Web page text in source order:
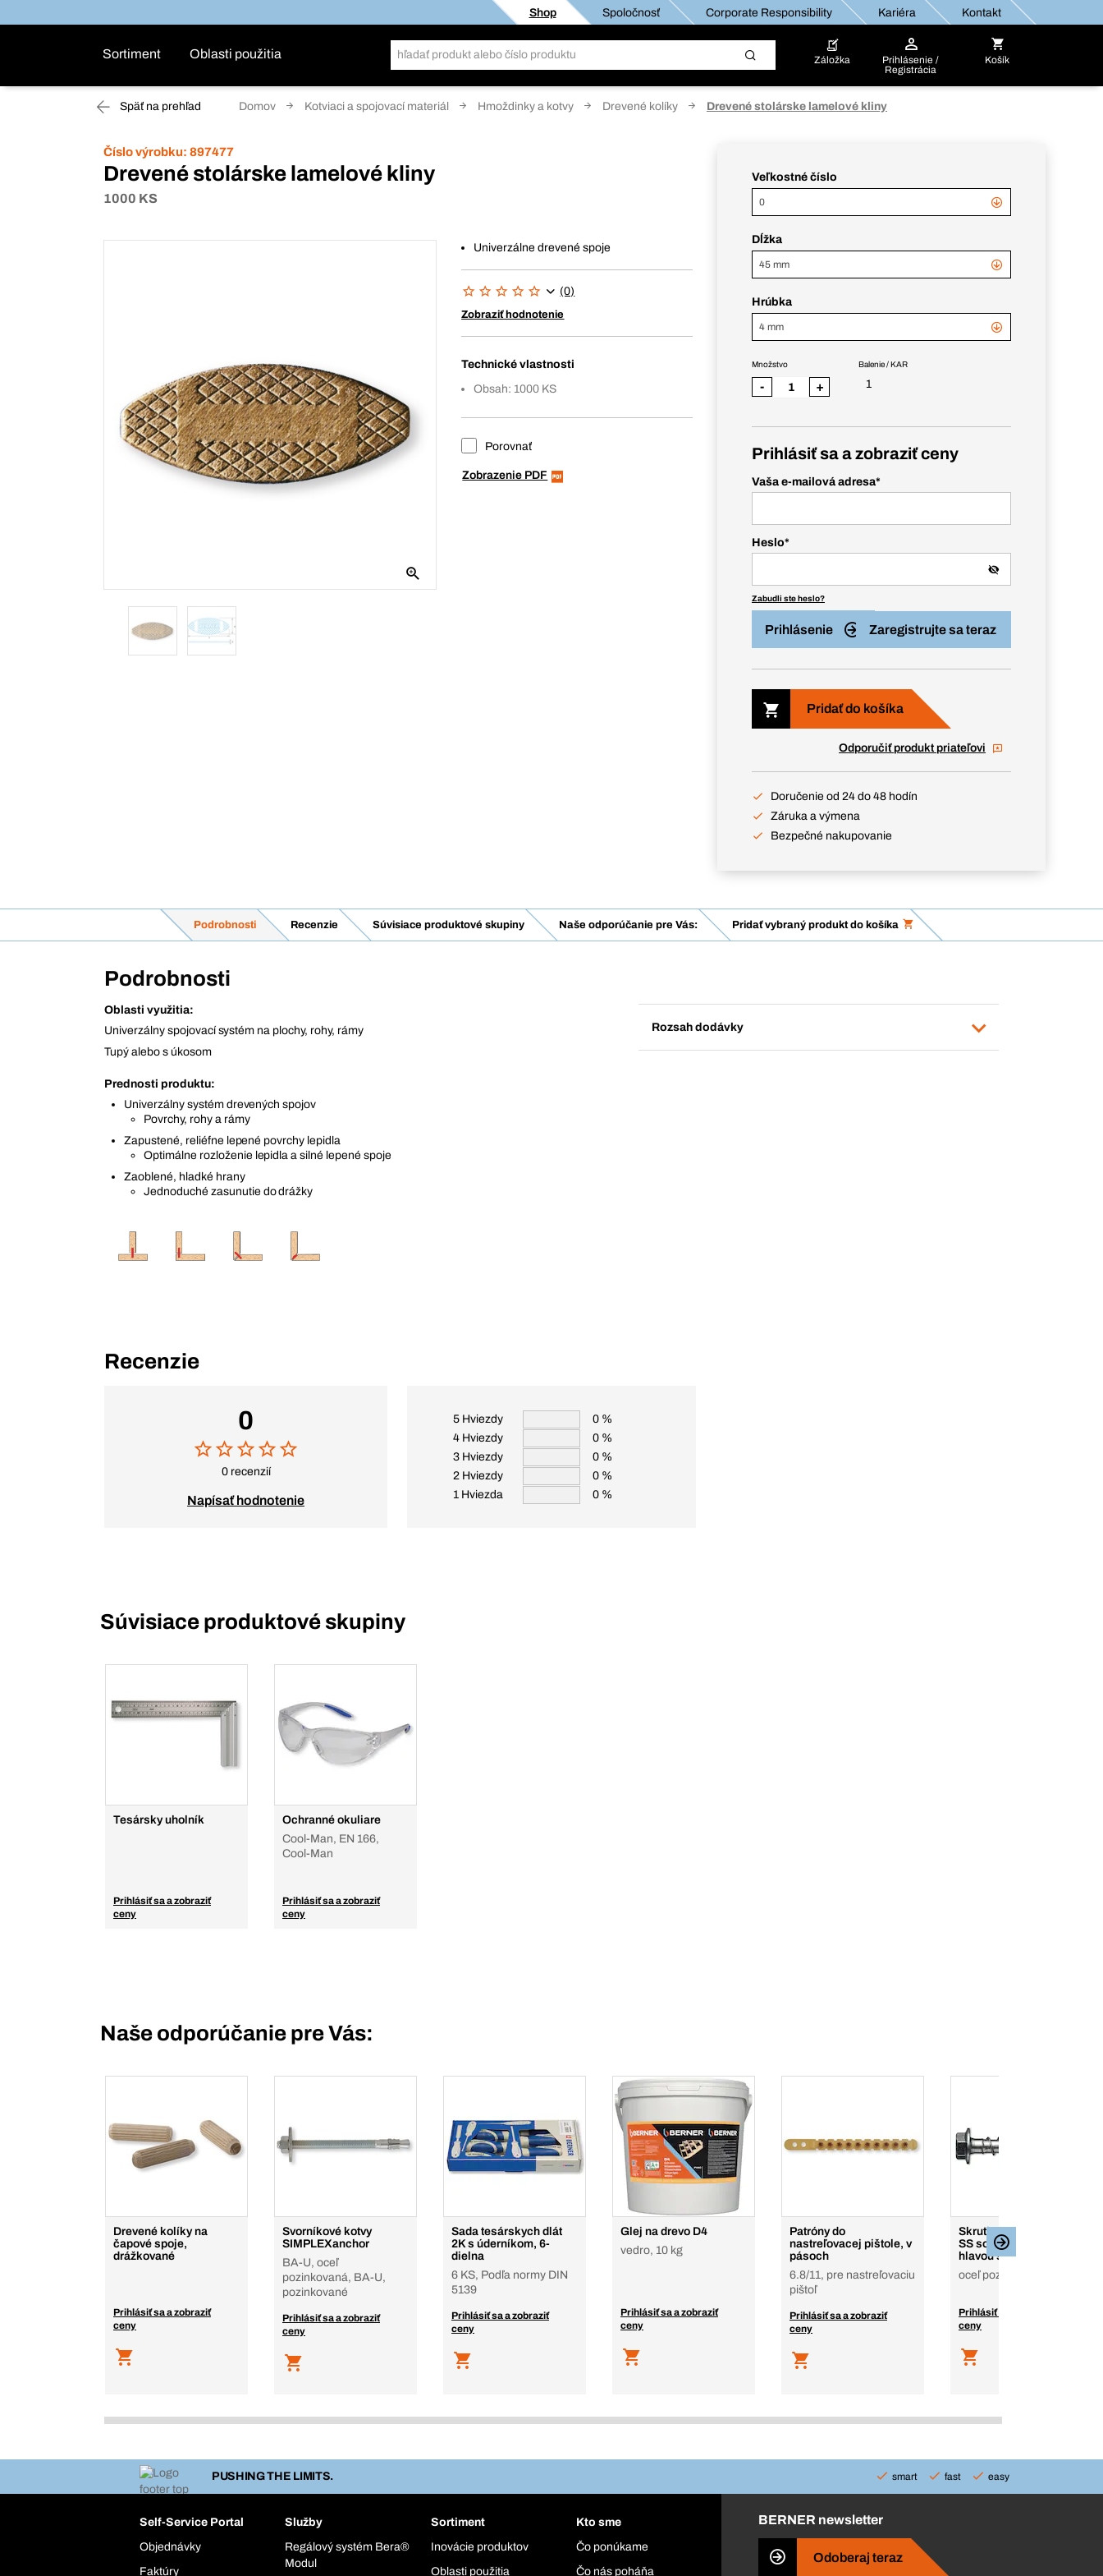
Shop Spoločnosť Corporate Responsibility Kariéra Kontakt
Sortiment Oblasti použitia Záložka
Prihlásenie /
Registrácia
Košík
Späť na prehľad Domov Kotviaci a spojovací materiál Hmoždinky a kotvy Drevené kolíky Drevené stolárske lamelové kliny
Číslo výrobku: 897477
Drevené stolárske lamelové kliny
1000 KS
Univerzálne drevené spoje
(0)
Zobraziť hodnotenie
Technické vlastnosti
Obsah: 1000 KS
Porovnať
Zobrazenie PDF
Veľkostné číslo
0
Dĺžka
45 mm
Hrúbka
4 mm
Balenie / KAR
1
Množstvo
- +
Prihlásiť sa a zobraziť ceny
Vaša e-mailová adresa*
Heslo*
Zabudli ste heslo?
Prihlásenie Zaregistrujte sa teraz
Pridať do košíka
Odporučiť produkt priateľovi
Doručenie od 24 do 48 hodín
Záruka a výmena
Bezpečné nakupovanie
Podrobnosti Recenzie Súvisiace produktové skupiny Naše odporúčanie pre Vás: Pridať vybraný produkt do košíka
Podrobnosti
Oblasti využitia:
Univerzálny spojovací systém na plochy, rohy, rámy
Tupý alebo s úkosom
Prednosti produktu:
Univerzálny systém drevených spojov
Povrchy, rohy a rámy
Zapustené, reliéfne lepené povrchy lepidla
Optimálne rozloženie lepidla a silné lepené spoje
Zaoblené, hladké hrany
Jednoduché zasunutie do drážky
Rozsah dodávky
Recenzie
0
0 recenzií
Napísať hodnotenie
5 Hviezdy
0 %
4 Hviezdy
0 %
3 Hviezdy
0 %
2 Hviezdy
0 %
1 Hviezda
0 %
Súvisiace produktové skupiny
Tesársky uholník
Prihlásiť sa a zobraziť
ceny
Ochranné okuliare
Cool-Man, EN 166,
Cool-Man
Prihlásiť sa a zobraziť
ceny
Naše odporúčanie pre Vás:
Drevené kolíky na
čapové spoje,
drážkované
Prihlásiť sa a zobraziť
ceny
Svorníkové kotvy
SIMPLEXanchor
BA-U, oceľ
pozinkovaná, BA-U,
pozinkované
Prihlásiť sa a zobraziť
ceny
Sada tesárskych dlát
2K s úderníkom, 6-
dielna
6 KS, Podľa normy DIN
5139
Prihlásiť sa a zobraziť
ceny
Glej na drevo D4
vedro, 10 kg
Prihlásiť sa a zobraziť
ceny
Patróny do
nastreľovacej pištole, v
pásoch
6.8/11, pre nastreľovaciu
pištoľ
Prihlásiť sa a zobraziť
ceny
Skrutkové kotvy MMS+
SS so šesťhrannou
hlavou s prírubou
oceľ pozinkovaná
Prihlásiť sa a zobraziť
ceny
PUSHING THE LIMITS. smart fast easy
Self-Service Portal
Objednávky
Faktúry
Služby
Regálový systém Bera®
Modul
Sortiment
Inovácie produktov
Oblasti použitia
Kto sme
Čo ponúkame
Čo nás poháňa
BERNER newsletter
Odoberaj teraz